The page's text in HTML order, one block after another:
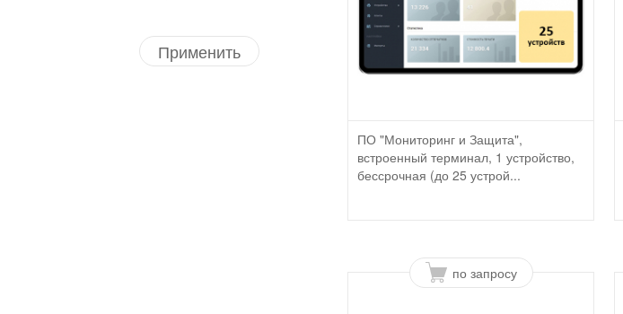
Применить
ПО "Мониторинг и Защита",
встроенный терминал, 1 устройство,
бессрочная (до 25 устрой...
по запросу